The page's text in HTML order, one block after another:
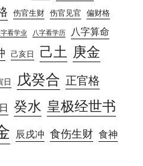
伤官生财 伤官见官 偏财格
字看学业 八字看学历 八字算命
己亥日 己土 庚金
日 戊癸合 正官格
癸水 皇极经世书
辰戌冲 食伤生财 食神